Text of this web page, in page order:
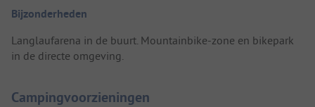
Bijzonderheden
Langlaufarena in de buurt. Mountainbike-zone en bikepark
in de directe omgeving.
Campingvoorzieningen